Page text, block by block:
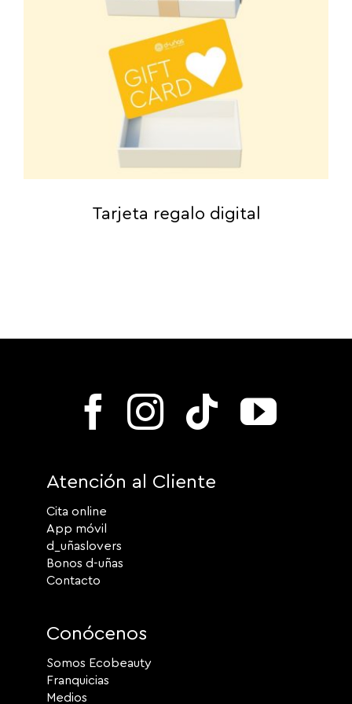
Tarjeta regalo digital
Atención al Cliente
Cita online
App móvil
d_uñaslovers
Bonos d-uñas
Contacto
Conócenos
Somos Ecobeauty
Franquicias
Medios